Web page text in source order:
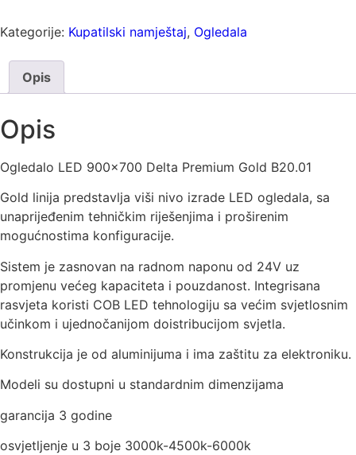
Kategorije: Kupatilski namještaj, Ogledala
Opis
Opis
Ogledalo LED 900×700 Delta Premium Gold B20.01
Gold linija predstavlja viši nivo izrade LED ogledala, sa
unaprijeđenim tehničkim riješenjima i proširenim
mogućnostima konfiguracije.
Sistem je zasnovan na radnom naponu od 24V uz
promjenu većeg kapaciteta i pouzdanost. Integrisana
rasvjeta koristi COB LED tehnologiju sa većim svjetlosnim
učinkom i ujednočanijom doistribucijom svjetla.
Konstrukcija je od aluminijuma i ima zaštitu za elektroniku.
Modeli su dostupni u standardnim dimenzijama
garancija 3 godine
osvjetljenje u 3 boje 3000k-4500k-6000k